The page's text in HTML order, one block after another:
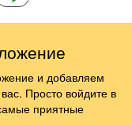
и добавляем
Просто войдите в
приятные